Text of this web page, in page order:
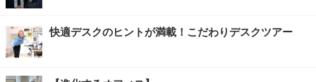
快適デスクのヒントが満載！こだわりデスクツアー